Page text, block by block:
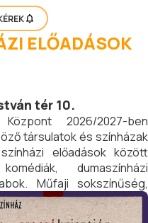
ELŐADÁSOK
tér 10.
2026/2027-ben
társulatok és színházak
előadások között
dumaszínházi
Műfaji sokszínűség,
és szórakozás